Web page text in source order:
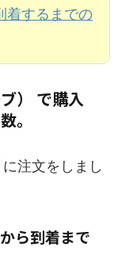
着するまでの
） で購入
。
注文をしまし
ら到着まで